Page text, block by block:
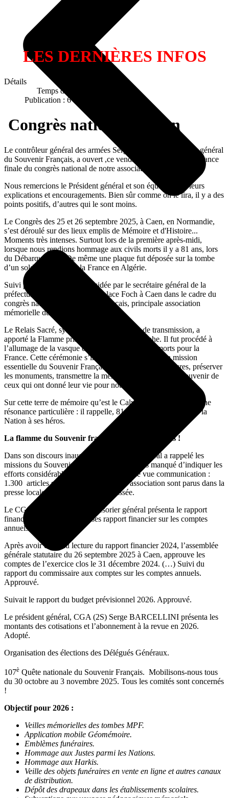
LES DERNIÈRES INFOS
Détails
Temps de lecture : 3 mins
Publication : 6 octobre 2025
Congrès national à Caen
Le contrôleur général des armées Serge Barcellini, président-général
du Souvenir Français, a ouvert ,ce vendredi 26 sep 2025, la séance
finale du congrès national de notre association.
Nous remercions le Président général et son équipe, pour leurs
explications et encouragements. Bien sûr comme on le lira, il y a des
points positifs, d’autres qui le sont moins.
Le Congrès des 25 et 26 septembre 2025, à Caen, en Normandie,
s’est déroulé sur des lieux emplis de Mémoire et d'Histoire...
Moments très intenses. Surtout lors de la première après-midi,
lorsque nous rendions hommage aux civils morts il y a 81 ans, lors
du Débarquement. De même une plaque fut déposée sur la tombe
d’un soldats Mort pour la France en Algérie.
Suivi par une cérémonie présidée par le secrétaire général de la
préfecture du Calvados, tenue place Foch à Caen dans le cadre du
congrès national du Souvenir Français, principale association
mémorielle du pays.
Le Relais Sacré, symbole fort de fidélité et de transmission, a
apporté la Flamme prise sous l’Arc de Triomphe. Il fut procédé à
l’allumage de la vasque en hommage à tous les morts pour la
France. Cette cérémonie s’inscrit dans le cadre de la mission
essentielle du Souvenir Français : entretenir les sépultures, préserver
les monuments, transmettre la mémoire et faire vivre le souvenir de
ceux qui ont donné leur vie pour notre liberté.
Sur cette terre de mémoire qu’est le Calvados, ce geste revêt une
résonance particulière : il rappelle, 81 ans après, la fidélité de la
Nation à ses héros.
La flamme du Souvenir français ne s’éteindra pas !
Dans son discours inaugural, le président-général a rappelé les
missions du Souvenir Français puis il n’a pas manqué d’indiquer les
efforts considérables réalisés d’un point de vue communication :
1.300 articles sur les activités de notre association sont parus dans la
presse locale au cours de l’année passée.
Le CGA, Olivier SHMITT trésorier général présenta le rapport
financier financiers (Dépenses rapport financier sur les comptes
annuels 2024).
Après avoir entendu lecture du rapport financier 2024, l’assemblée
générale statutaire du 26 septembre 2025 à Caen, approuve les
comptes de l’exercice clos le 31 décembre 2024. (…) Suivi du
rapport du commissaire aux comptes sur les comptes annuels.
Approuvé.
Suivait le rapport du budget prévisionnel 2026. Approuvé.
Le président général, CGA (2S) Serge BARCELLINI présenta les
montants des cotisations et l’abonnement à la revue en 2026.
Adopté.
Organisation des élections des Délégués Généraux.
107è Quête nationale du Souvenir Français. Mobilisons-nous tous
du 30 octobre au 3 novembre 2025. Tous les comités sont concernés
!
Objectif pour 2026 :
Veilles mémorielles des tombes MPF.
Application mobile Géomémoire.
Emblèmes funéraires.
Hommage aux Justes parmi les Nations.
Hommage aux Harkis.
Veille des objets funéraires en vente en ligne et autres canaux
de distribution.
Dépôt des drapeaux dans les établissements scolaires.